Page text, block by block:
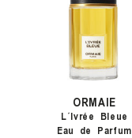
ORMAIE
L´Ivrée Bleue
Eau de Parfum